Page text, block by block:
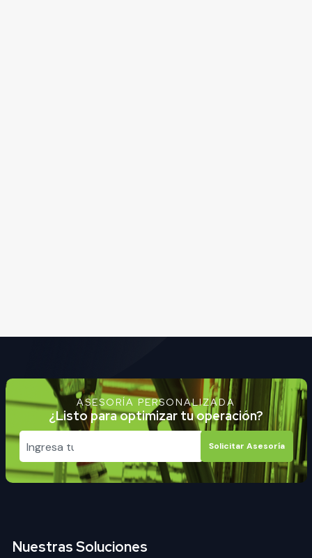
ASESORÍA PERSONALIZADA
¿Listo para optimizar tu operación?
Solicitar Asesoría
Nuestras Soluciones